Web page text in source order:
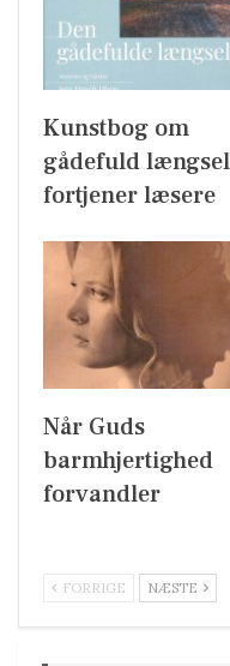
Kunstbog om
gådefuld længsel
fortjener læsere
Når Guds
barmhjertighed
forvandler
FORRIGE NÆSTE